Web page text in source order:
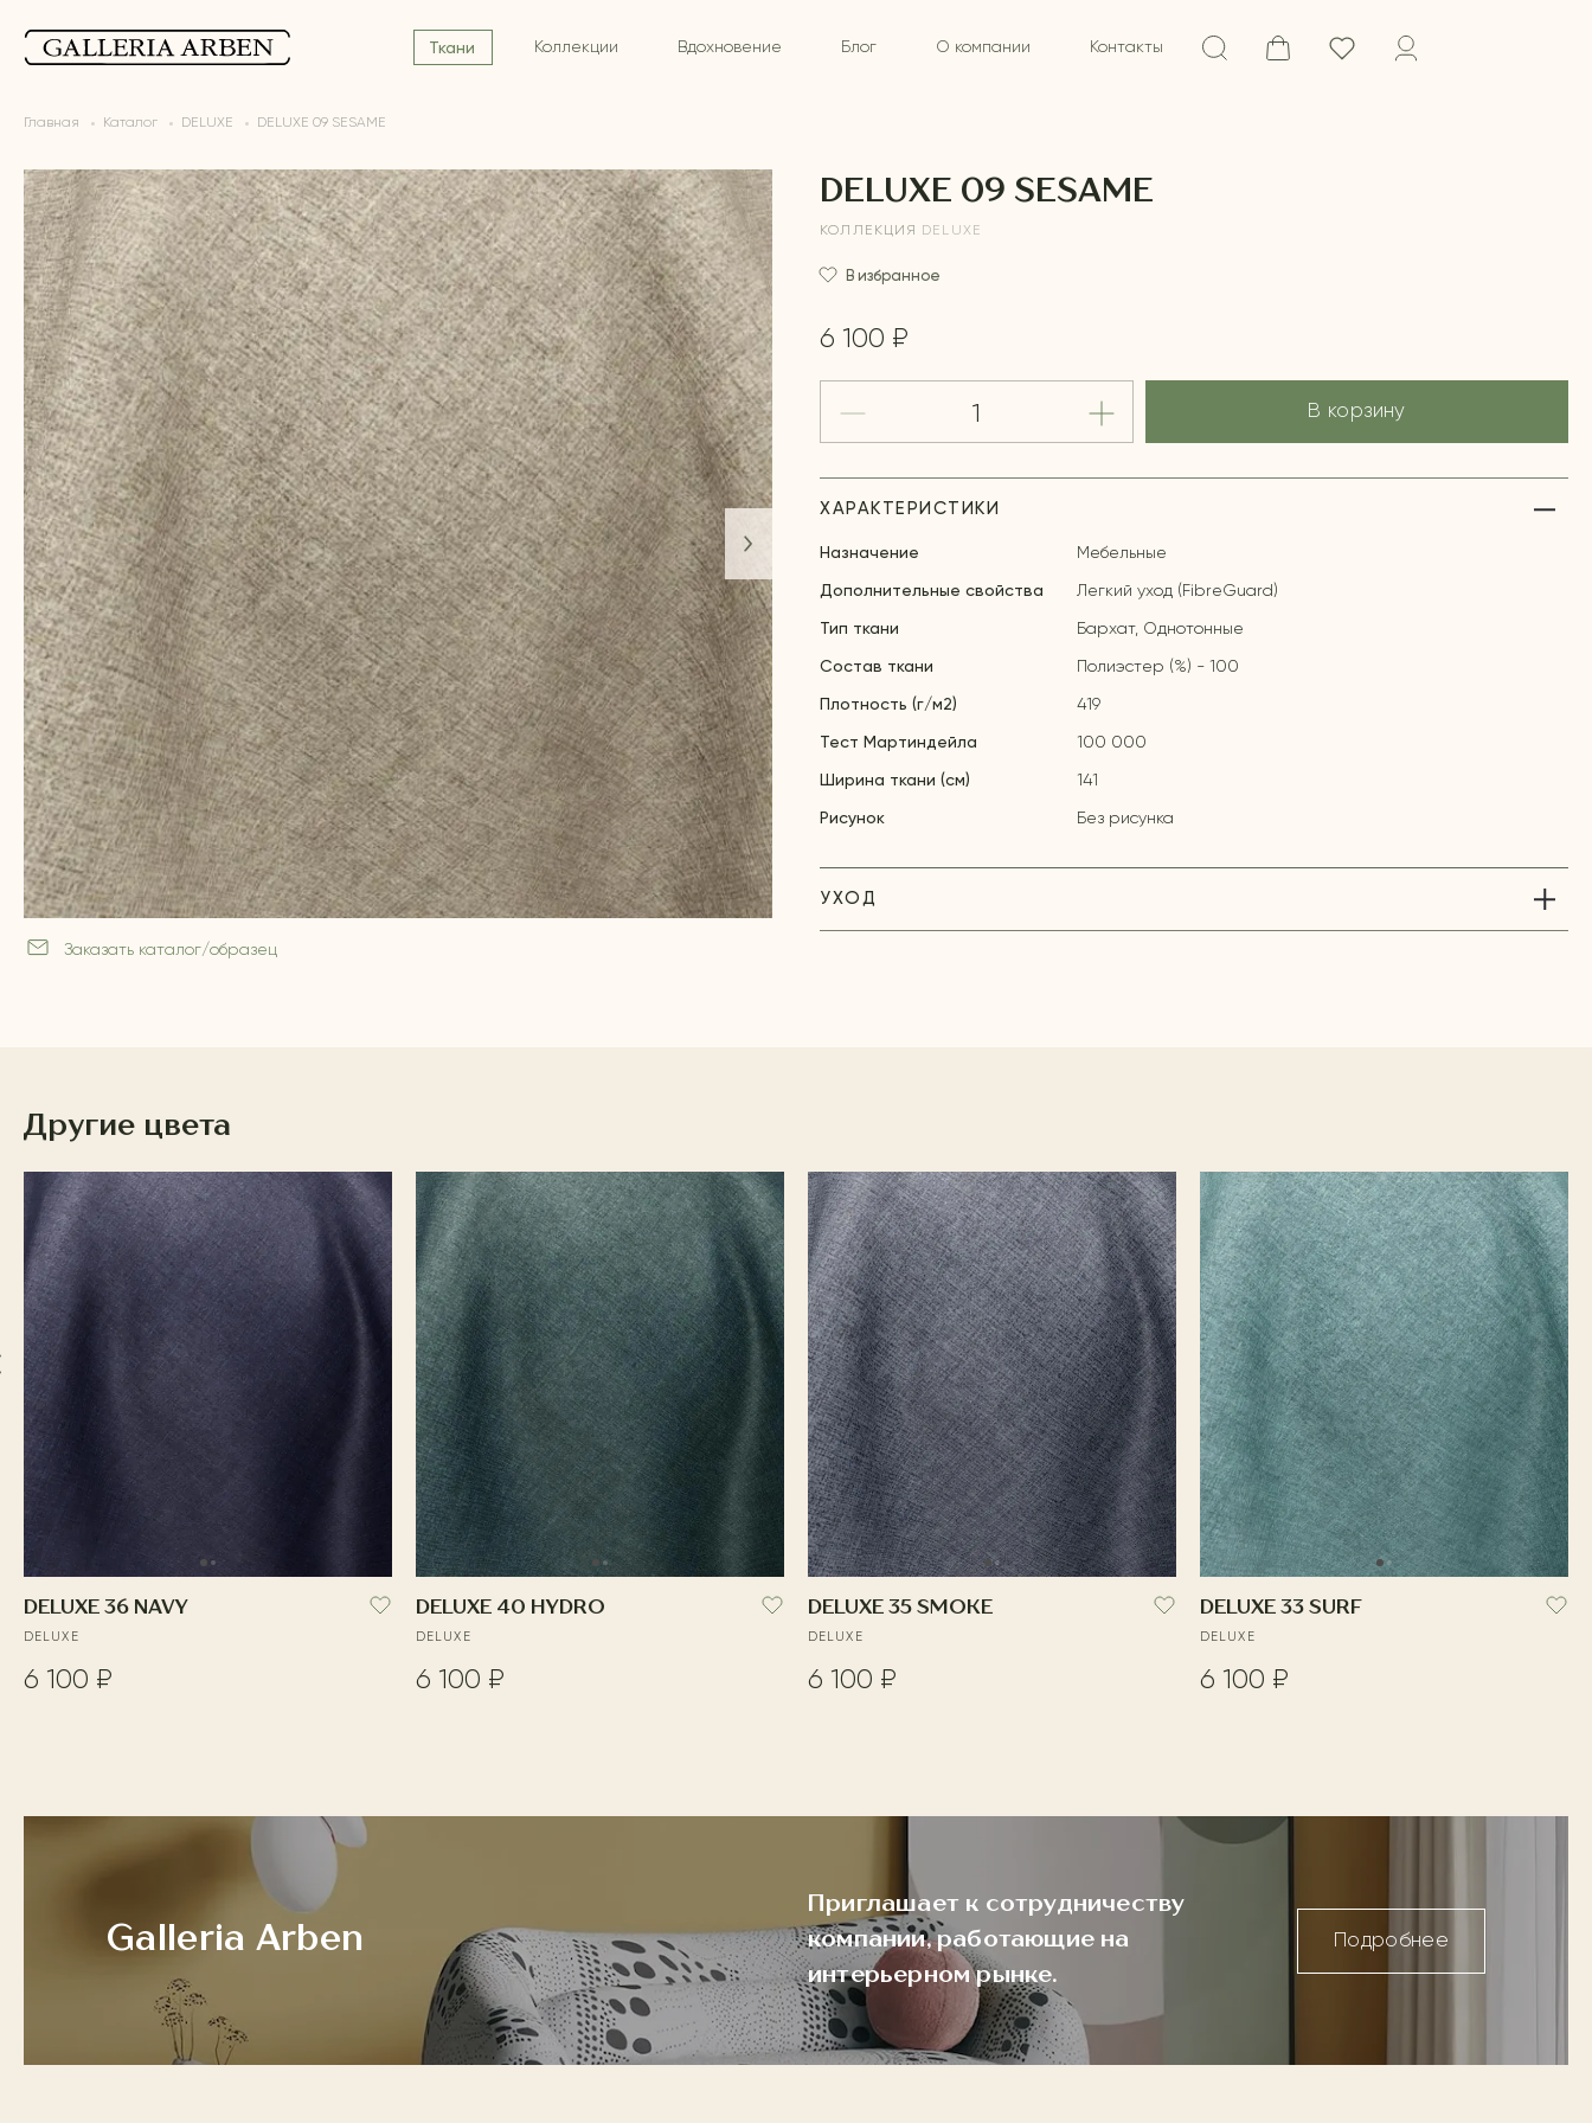
Ткани Коллекции Вдохновение Блог О компании Контакты
Главная Каталог DELUXE DELUXE 09 SESAME
Заказать каталог/образец
DELUXE 09 SESAME
КОЛЛЕКЦИЯ DELUXE
В избранное
6 100 ₽
В корзину
ХАРАКТЕРИСТИКИ
Назначение Мебельные
Дополнительные свойства Легкий уход (FibreGuard)
Тип ткани Бархат, Однотонные
Состав ткани Полиэстер (%) - 100
Плотность (г/м2) 419
Тест Мартиндейла 100 000
Ширина ткани (см) 141
Рисунок Без рисунка
УХОД
Другие цвета
DELUXE 36 NAVY
DELUXE
6 100 ₽
DELUXE 40 HYDRO
DELUXE
6 100 ₽
DELUXE 35 SMOKE
DELUXE
6 100 ₽
DELUXE 33 SURF
DELUXE
6 100 ₽
Galleria Arben
Приглашает к сотрудничеству
компании, работающие на
интерьерном рынке.
Подробнее